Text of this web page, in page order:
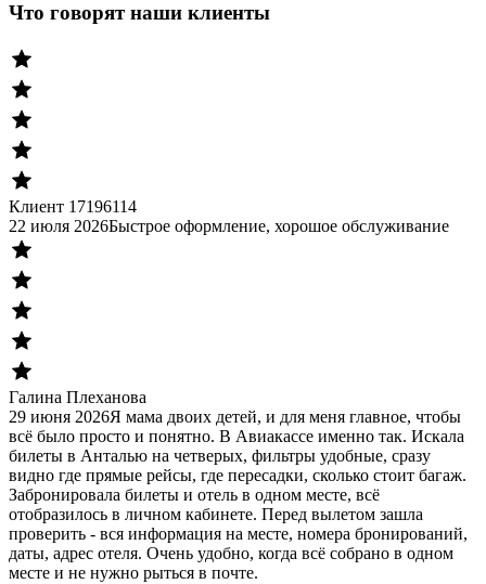
Что говорят наши клиенты
Клиент 17196114
22 июля 2026Быстрое оформление, хорошое обслуживание
Галина Плеханова
29 июня 2026Я мама двоих детей, и для меня главное, чтобы
всё было просто и понятно. В Авиакассе именно так. Искала
билеты в Анталью на четверых, фильтры удобные, сразу
видно где прямые рейсы, где пересадки, сколько стоит багаж.
Забронировала билеты и отель в одном месте, всё
отобразилось в личном кабинете. Перед вылетом зашла
проверить - вся информация на месте, номера бронирований,
даты, адрес отеля. Очень удобно, когда всё собрано в одном
месте и не нужно рыться в почте.